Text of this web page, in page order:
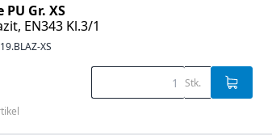
Gr. XS
EN343 Kl.3/1
XS
Stk.